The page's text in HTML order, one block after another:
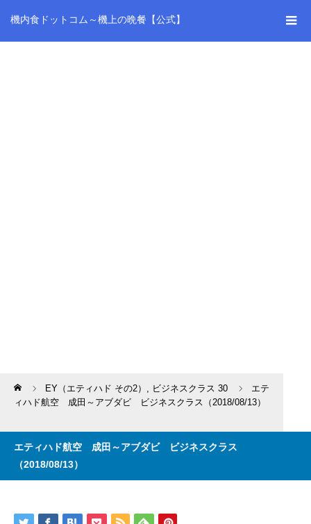
機内食ドットコム～機上の晩餐【公式】
Home EY（エティハド その2） , ビジネスクラス 30
エテ
ィハド航空 成田～アブダビ ビジネスクラス（2018/08/13）
エティハド航空 成田～アブダビ ビジネスクラス
（2018/08/13）